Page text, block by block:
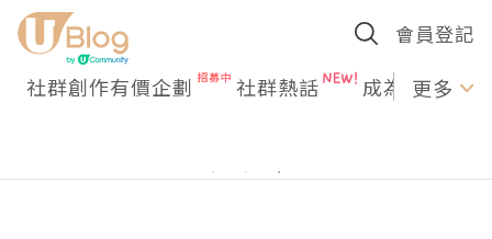
會員登記
社群創作有價企劃 社群熱話 成為U更多